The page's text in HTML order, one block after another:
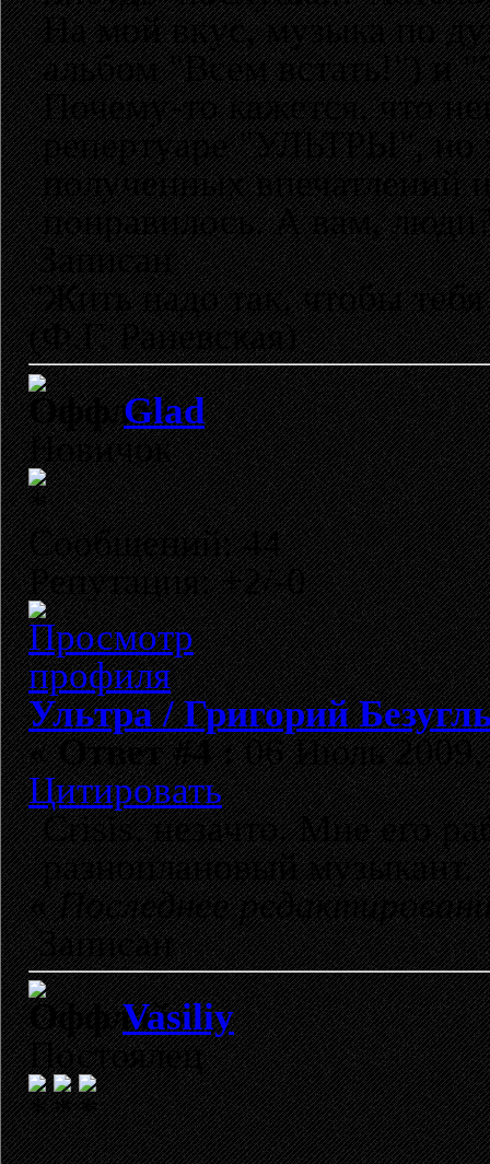
На мой вкус, музыка по
альбом "Всем встать!") и
Почему-то кажется, что
репертуаре "УЛЬТРЫ", но
полученных впечатлений
понравилось. А вам,
Записан
"Жить надо так, чтобы
(Ф.Г. Раневская)
Glad
Новичок
Сообщений: 44
Репутация: +2/-0
Ультра / Григорий
«Ответ #4 :06 Июль 2009,
Цитировать
Crisis, незачто. Мне его
разноплановый музыкант.
«Последнее
Записан
Vasiliy
Постоялец